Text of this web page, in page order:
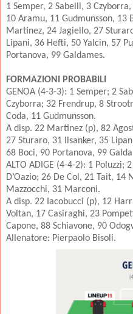
1 Semper, 2 Sabelli, 3
10 Aramu, 11 Gudmunsson, 13
Martinez, 24 Jagiello, 27
Lipani, 36 Hefti, 50 Yalcin, 57
Portanova, 99 Galdames.
FORMAZIONI PROBABILI
GENOA (4-3-3): 1 Semper; 2
Czyborra; 32 Frendrup, 8
Coda, 11 Gudmunsson.
A disp. 22 Martinez (p), 82
27 Sturaro, 31 Ilsanker, 35
68 Boci, 90 Portanova, 99
ALTO ADIGE (4-4-2): 1
D’Oazio; 26 De Col, 21 Tait, 14
Mazzocchi, 31 Marconi.
A disp. 22 Iacobucci (p), 12
Voltan, 17 Casiraghi, 23
Capone, 88 Schiavone, 90
Allenatore: Pierpaolo Bisoli.